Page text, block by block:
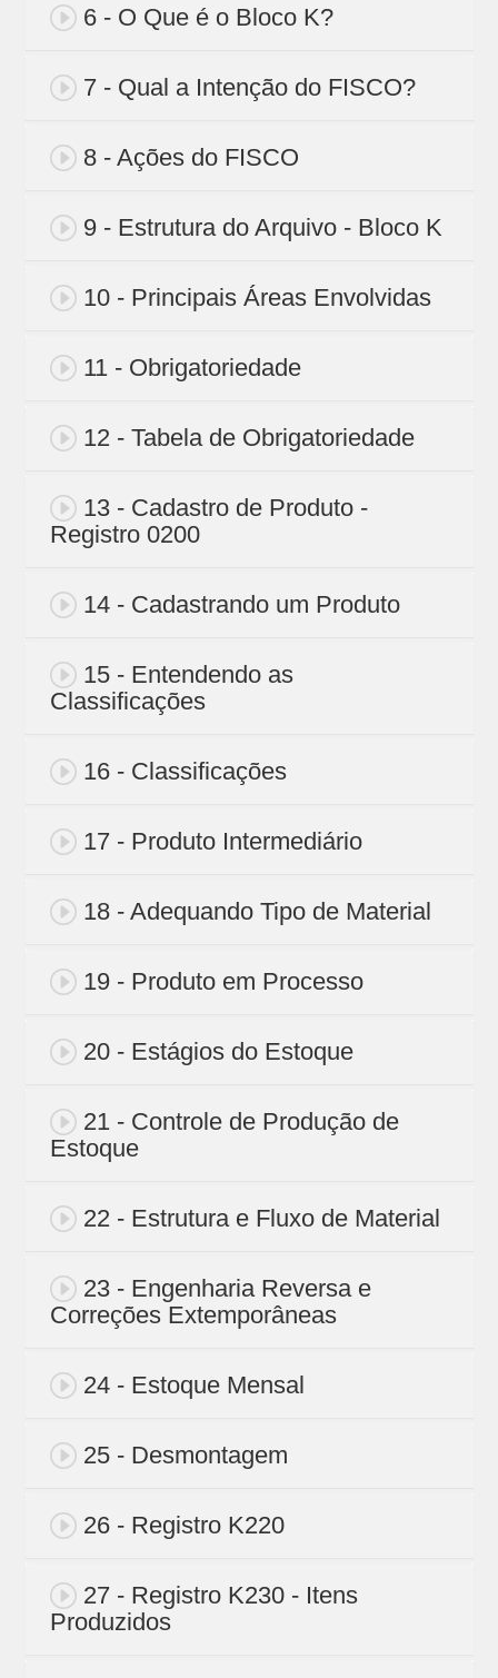
6 - O Que é o Bloco K?
7 - Qual a Intenção do FISCO?
8 - Ações do FISCO
9 - Estrutura do Arquivo - Bloco K
10 - Principais Áreas Envolvidas
11 - Obrigatoriedade
12 - Tabela de Obrigatoriedade
13 - Cadastro de Produto -
Registro 0200
14 - Cadastrando um Produto
15 - Entendendo as
Classificações
16 - Classificações
17 - Produto Intermediário
18 - Adequando Tipo de Material
19 - Produto em Processo
20 - Estágios do Estoque
21 - Controle de Produção de
Estoque
22 - Estrutura e Fluxo de Material
23 - Engenharia Reversa e
Correções Extemporâneas
24 - Estoque Mensal
25 - Desmontagem
26 - Registro K220
27 - Registro K230 - Itens
Produzidos